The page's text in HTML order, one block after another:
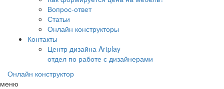
Вопрос-ответ
Статьи
Онлайн конструкторы
Контакты
Центр дизайна Artplay
отдел по работе с дизайнерами
Онлайн конструктор
меню